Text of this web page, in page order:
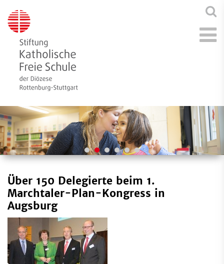
Über 150 Delegierte beim 1.
Marchtaler-Plan-Kongress in
Augsburg